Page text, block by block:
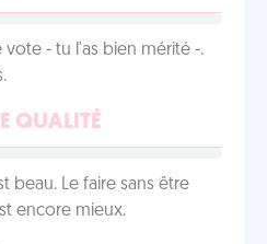
- tu l'as bien mérité -.
QUALITÉ
beau. Le faire sans être
encore mieux.